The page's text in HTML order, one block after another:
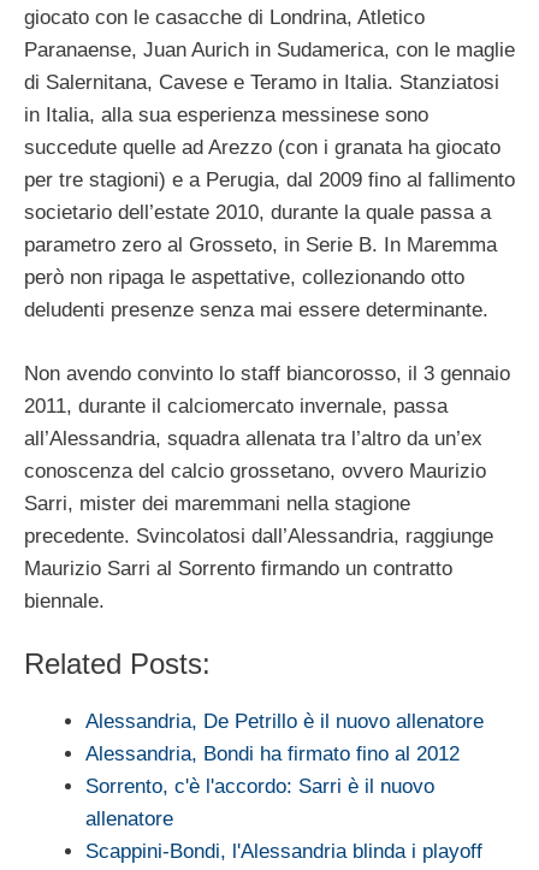
giocato con le casacche di Londrina, Atletico
Paranaense, Juan Aurich in Sudamerica, con le maglie
di Salernitana, Cavese e Teramo in Italia. Stanziatosi
in Italia, alla sua esperienza messinese sono
succedute quelle ad Arezzo (con i granata ha giocato
per tre stagioni) e a Perugia, dal 2009 fino al fallimento
societario dell’estate 2010, durante la quale passa a
parametro zero al Grosseto, in Serie B. In Maremma
però non ripaga le aspettative, collezionando otto
deludenti presenze senza mai essere determinante.
Non avendo convinto lo staff biancorosso, il 3 gennaio
2011, durante il calciomercato invernale, passa
all’Alessandria, squadra allenata tra l’altro da un’ex
conoscenza del calcio grossetano, ovvero Maurizio
Sarri, mister dei maremmani nella stagione
precedente. Svincolatosi dall’Alessandria, raggiunge
Maurizio Sarri al Sorrento firmando un contratto
biennale.
Related Posts:
Alessandria, De Petrillo è il nuovo allenatore
Alessandria, Bondi ha firmato fino al 2012
Sorrento, c'è l'accordo: Sarri è il nuovo
allenatore
Scappini-Bondi, l'Alessandria blinda i playoff